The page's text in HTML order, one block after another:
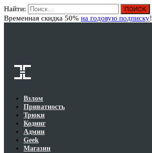
Найти:
Временная скидка 50% на годовую подписку!
Взлом
Приватность
Трюки
Кодинг
Админ
Geek
Магазин